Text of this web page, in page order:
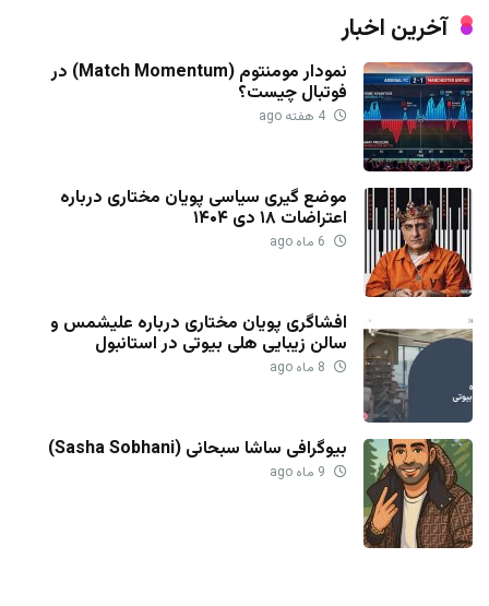
آخرین اخبار
نمودار مومنتوم (Match Momentum) در
فوتبال چیست؟
موضع گیری سیاسی پویان مختاری درباره
اعتراضات ۱۸ دی ۱۴۰۴
افشاگری پویان مختاری درباره علیشمس و
سالن زیبایی هلی بیوتی در استانبول
بیوگرافی ساشا سبحانی (Sasha Sobhani)